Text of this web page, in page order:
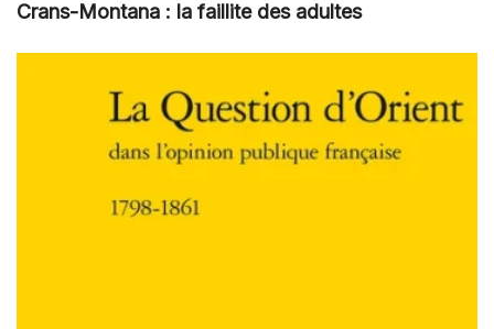
Crans-Montana : la faillite des adultes